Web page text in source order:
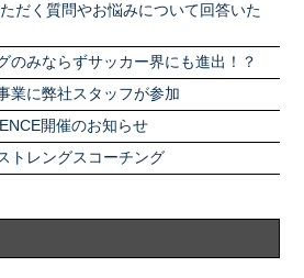
だく質問やお悩みについて回答いた
のみならずサッカー界にも進出！？
業に弊社スタッフが参加
開催のお知らせ
トレングスコーチング